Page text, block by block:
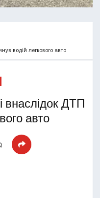
водій легкового авто
ДТП
авто